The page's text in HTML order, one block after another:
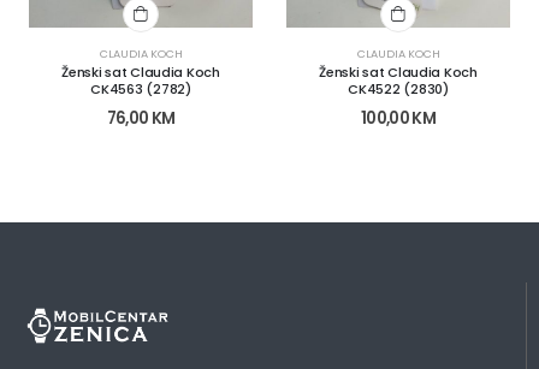
CLAUDIA KOCH
Ženski sat Claudia Koch
CK4563 (2782)
76,00 KM
CLAUDIA KOCH
Ženski sat Claudia Koch
CK4522 (2830)
100,00KM